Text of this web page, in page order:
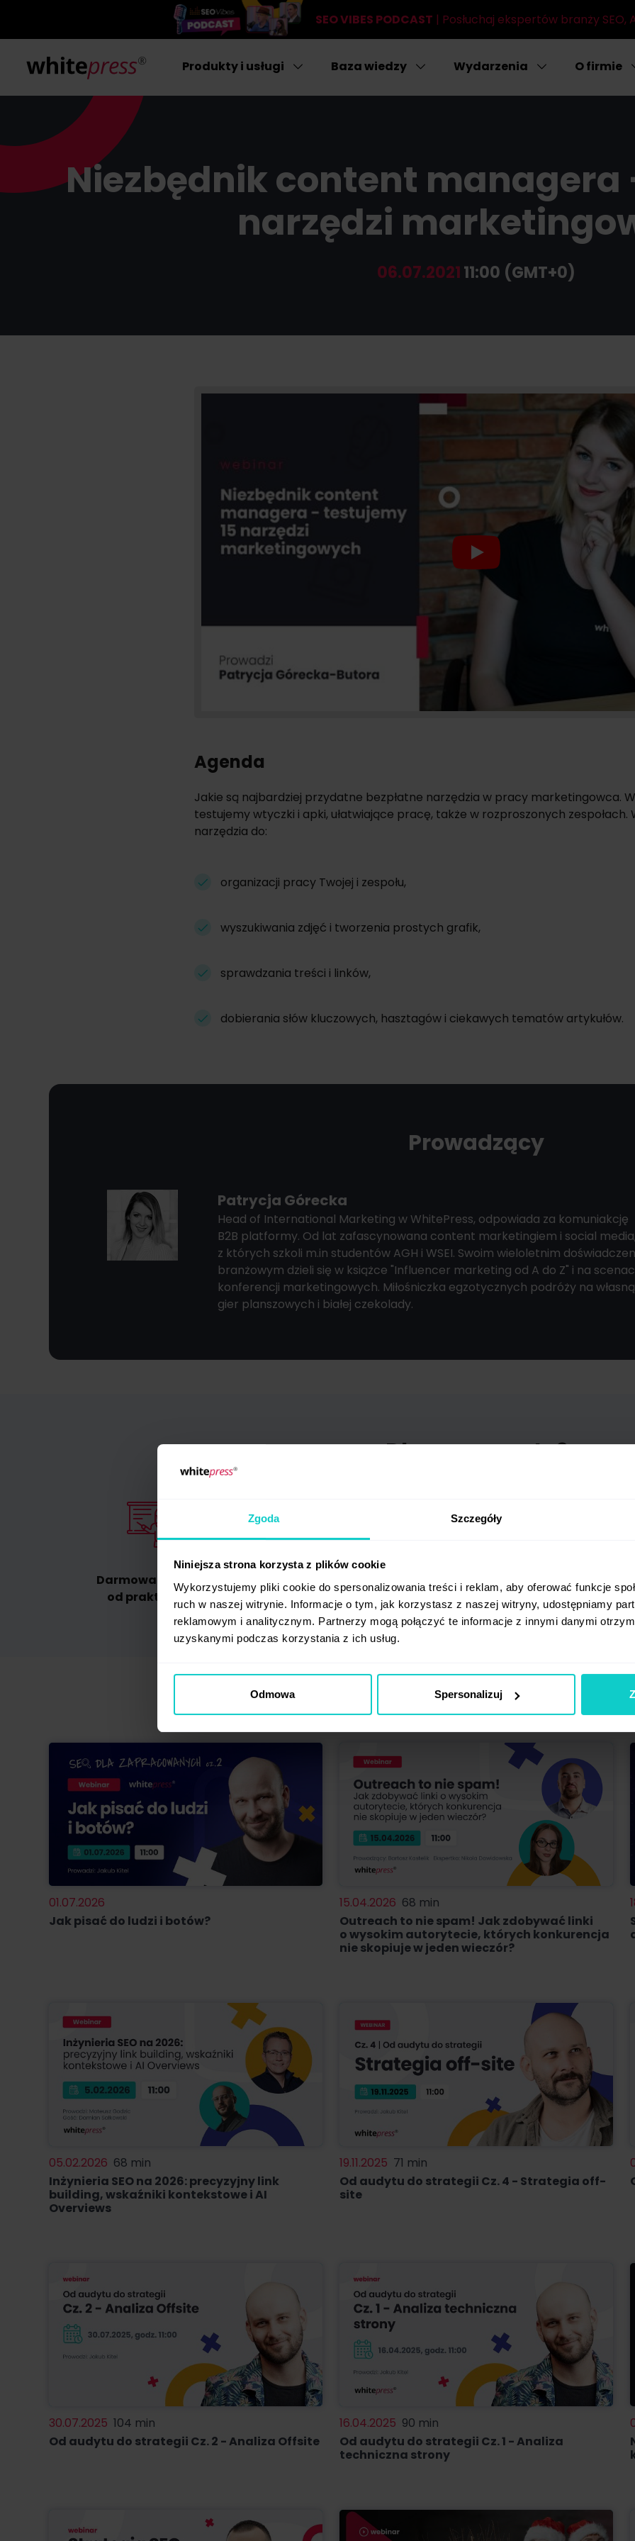
Zgoda Szczegóły
Niniejsza strona korzysta z plików cookie
Wykorzystujemy pliki cookie do spersonalizowania treści i reklam, aby oferować funkcje
ruch w naszej witrynie. Informacje o tym, jak korzystasz z naszej witryny, udostępniamy
reklamowym i analitycznym. Partnerzy mogą połączyć te informacje z innymi danymi
uzyskanymi podczas korzystania z ich usług.
Odmowa Spersonalizuj
SEO VIBES PODCAST | Posłuchaj ekspertów branży SEO,
Produkty i usługi Baza wiedzy Wydarzenia O firmie
Niezbędnik content managera
narzędzi
06.07.202111:00 (GMT+0)
Agenda
Jakie są najbardziej przydatne bezpłatne narzędzia w pracy marketingowca.
testujemy wtyczki i apki, ułatwiające pracę, także w rozproszonych zespołach.
narzędzia do:
organizacji pracy Twojej i zespołu,
wyszukiwania zdjęć i tworzenia prostych grafik,
sprawdzania treści i linków,
dobierania słów kluczowych, hasztagów i ciekawych tematów artykułów.
Prowadzący
Patrycja Górecka
Head of International Marketing w WhitePress, odpowiada za komuniakcję
B2B platformy. Od lat zafascynowana content marketingiem i social media,
z których szkoli m.in studentów AGH i WSEI. Swoim wieloletnim
branżowym dzieli się w książce "Influencer marketing od A do Z" i na
konferencji marketingowych. Miłośniczka egzotycznych podróży na
gier planszowych i białej czekolady.
Dlaczego warto?
Darmowa wiedza
od praktyków
Przegląd marketingowych
trendów i narzędzi
Szkolenie bez
wychodzenia z
Inne webinary
01.07.2026
Jak pisać do ludzi i botów?
15.04.2026 68 min
Outreach to nie spam! Jak zdobywać linki
o wysokim autorytecie, których konkurencja
nie skopiuje w jeden wieczór?
05.02.2026 68 min
Inżynieria SEO na 2026: precyzyjny link
building, wskaźniki kontekstowe i AI
Overviews
19.11.2025 71 min
Od audytu do strategii Cz. 4 - Strategia off-
site
30.07.2025 104 min
Od audytu do strategii Cz. 2 - Analiza Offsite
16.04.2025 90 min
Od audytu do strategii Cz. 1 - Analiza
techniczna strony